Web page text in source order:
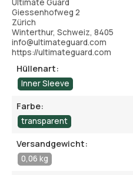
Ultimate Guard
Giessenhofweg 2
Zürich
Winterthur, Schweiz, 8405
info@ultimateguard.com
https://ultimateguard.com
Hüllenart:
Inner Sleeve
Farbe:
transparent
Versandgewicht:
0,06 kg